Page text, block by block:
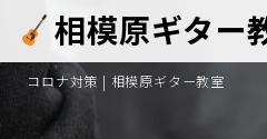
相模原ギター
コロナ対策 | 相模原ギター教室